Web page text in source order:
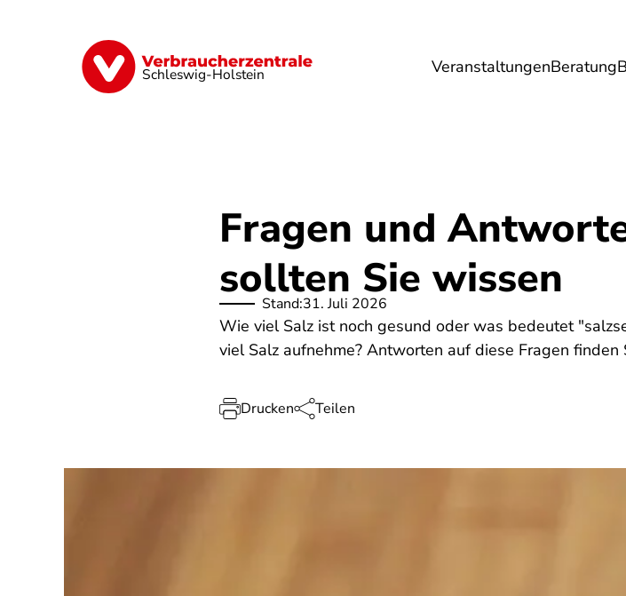
Schleswig-Holstein VeranstaltungenBeratung
Finanzen Digitales Lebensmittel Umwelt Gesundheit
Fragen und
sollten Sie wissen
Stand:31. Juli 2026
Wie viel Salz ist noch gesund oder was bedeutet
viel Salz aufnehme? Antworten auf diese Fragen finden
Drucken Teilen